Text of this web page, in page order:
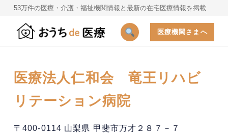
53万件の医療・介護・福祉機関情報と最新の在宅医療情報を掲載
医療機関さまへ
医療法人仁和会 竜王リハビ
リテーション病院
〒400-0114 山梨県 甲斐市万才２８７－７